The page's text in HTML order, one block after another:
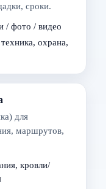
сроки.
/ фото / видео
охрана,
для
маршрутов,
кровли/